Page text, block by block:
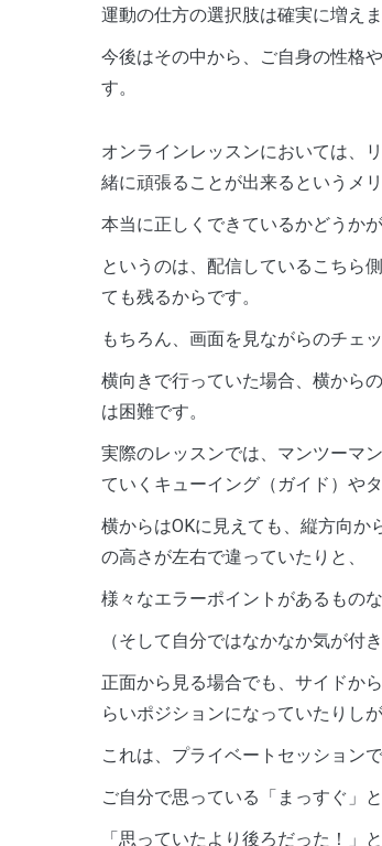
運動の仕方の選択肢は確実に増えま
今後はその中から、ご自身の性格
す。
オンラインレッスンにおいては、
緒に頑張ることが出来るというメリ
本当に正しくできているかどうか
というのは、配信しているこちら
ても残るからです。
もちろん、画面を見ながらのチェ
横向きで行っていた場合、横から
は困難です。
実際のレッスンでは、マンツーマ
ていくキューイング（ガイド）や
横からはOKに見えても、縦方向
の高さが左右で違っていたりと、
様々なエラーポイントがあるものな
（そして自分ではなかなか気が付
正面から見る場合でも、サイドか
らいポジションになっていたりしが
これは、プライベートセッション
ご自分で思っている「まっすぐ」
「思っていたより後ろだった！」